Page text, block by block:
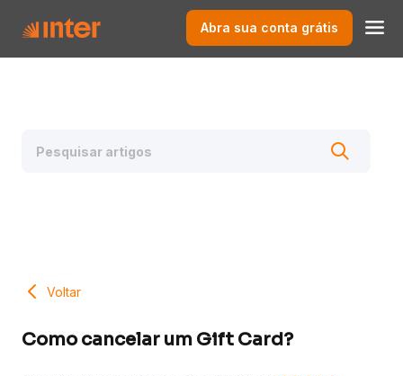
Abra sua conta grátis
Voltar
Como cancelar um Gift Card?